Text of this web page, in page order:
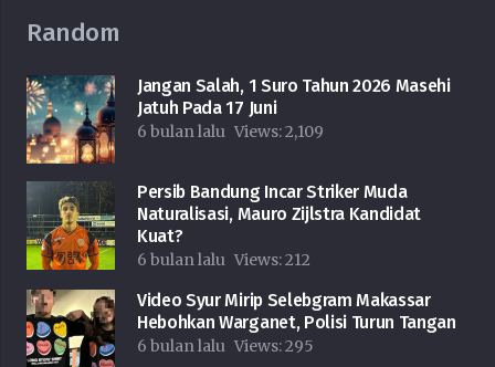
Random
Jangan Salah, 1 Suro Tahun 2026 Masehi
Jatuh Pada 17 Juni
6 bulan lalu Views:2,109
Persib Bandung Incar Striker Muda
Naturalisasi, Mauro Zijlstra Kandidat
Kuat?
6 bulan lalu Views:212
Video Syur Mirip Selebgram Makassar
Hebohkan Warganet, Polisi Turun Tangan
6 bulan lalu Views:295